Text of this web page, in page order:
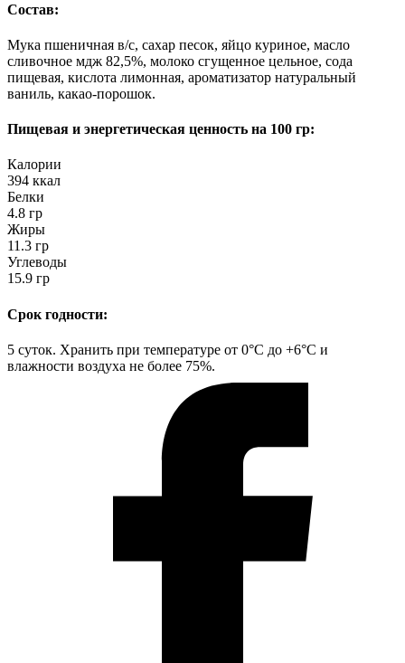
Состав:
Мука пшеничная в/с, сахар песок, яйцо куриное, масло
сливочное мдж 82,5%, молоко сгущенное цельное, сода
пищевая, кислота лимонная, ароматизатор натуральный
ваниль, какао-порошок.
Пищевая и энергетическая ценность на 100 гр:
Калории
394 ккал
Белки
4.8 гр
Жиры
11.3 гр
Углеводы
15.9 гр
Cрок годности:
5 суток. Хранить при температуре от 0°C до +6°C и
влажности воздуха не более 75%.